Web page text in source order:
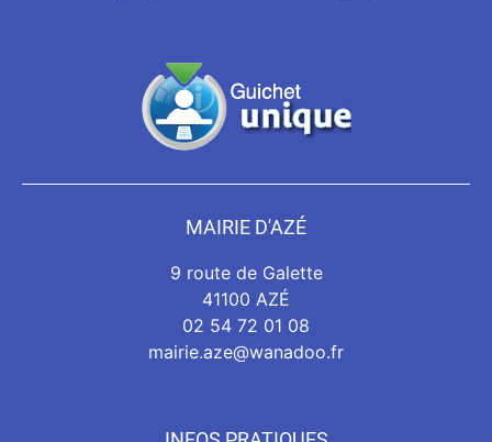
MAIRIE D'AZÉ
9 route de Galette
41100 AZÉ
02 54 72 01 08
mairie.aze@wanadoo.fr